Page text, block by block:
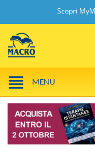
Scopri
MENU